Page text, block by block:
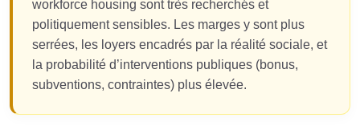
workforce housing sont très recherchés et
politiquement sensibles. Les marges y sont plus
serrées, les loyers encadrés par la réalité sociale, et
la probabilité d’interventions publiques (bonus,
subventions, contraintes) plus élevée.